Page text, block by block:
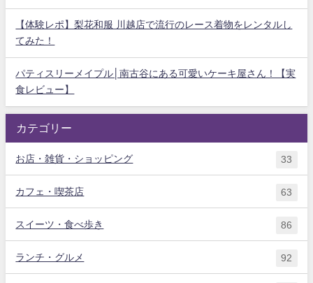
【体験レポ】梨花和服 川越店で流行のレース着物をレンタルし
てみた！
パティスリーメイプル│南古谷にある可愛いケーキ屋さん！【実
食レビュー】
カテゴリー
お店・雑貨・ショッピング 33
カフェ・喫茶店 63
スイーツ・食べ歩き 86
ランチ・グルメ 92